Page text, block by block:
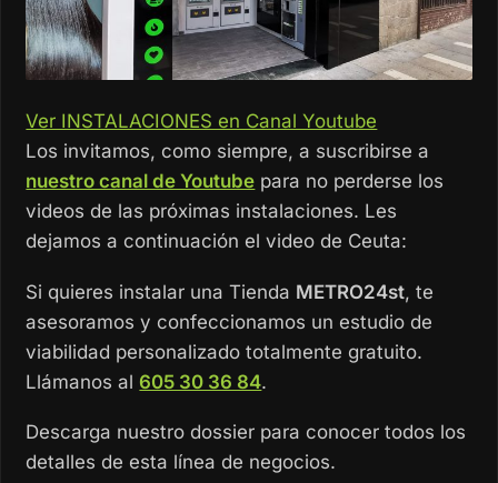
Ver INSTALACIONES en Canal Youtube
Los invitamos, como siempre, a suscribirse a
nuestro canal de Youtube para no perderse los
videos de las próximas instalaciones. Les
dejamos a continuación el video de Ceuta:
Si quieres instalar una Tienda METRO24st, te
asesoramos y confeccionamos un estudio de
viabilidad personalizado totalmente gratuito.
Llámanos al 605 30 36 84.
Descarga nuestro dossier para conocer todos los
detalles de esta línea de negocios.